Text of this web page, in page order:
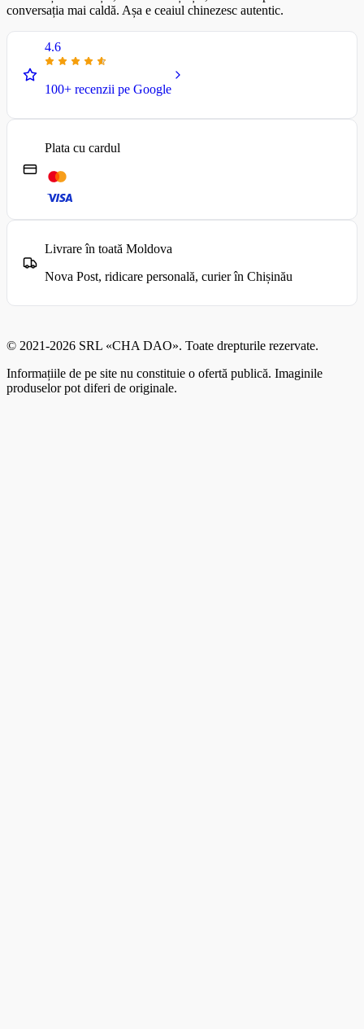
conversația mai caldă. Așa e ceaiul chinezesc autentic.
4.6
100+ recenzii pe Google
Plata cu cardul
Livrare în toată Moldova
Nova Post, ridicare personală, curier în Chișinău
© 2021-2026 SRL «CHA DAO». Toate drepturile rezervate.
Informațiile de pe site nu constituie o ofertă publică. Imaginile
produselor pot diferi de originale.